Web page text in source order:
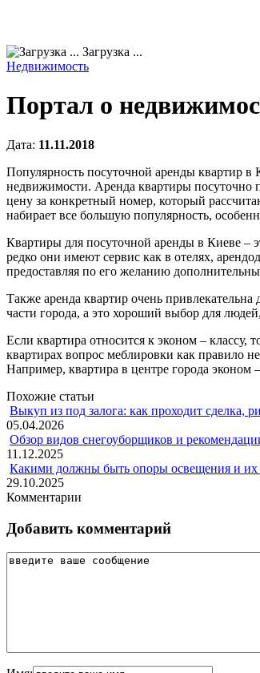
Загрузка ...
Недвижимость
Портал о
Дата: 11.11.2018
Популярность посуточной аренды квартир в
недвижимости. Аренда квартиры посуточно
цену за конкретный номер, который
набирает все большую популярность,
Квартиры для посуточной аренды в Киеве –
редко они имеют сервис как в отелях,
предоставляя по его желанию
Также аренда квартир очень
части города, а это хороший выбор для
Если квартира относится к эконом –
квартирах вопрос меблировки как правило
Например, квартира в центре города эконом
Похожие статьи
Выкуп из под залога: как проходит сделка,
05.04.2026
Обзор видов снегоуборщиков и
11.12.2025
Какими должны быть опоры освещения и их
29.10.2025
Комментарии
Добавить комментарий